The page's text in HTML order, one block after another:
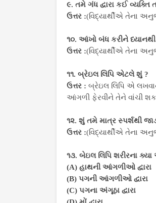
૯. તમે ગંધ દ્વારા કઈ
ઉત્તર :(વિદ્યાર્થીએ તેના
૧૦. આંખો બંધ કરીને
ઉત્તર :(વિદ્યાર્થીએ તેના
૧૧. બ્રેઇલ લિપિ એટલે શું ?
ઉત્તર : બ્રેઇલ લિપિ એ
આંગળી ફેરવીને તેને વાંચી
૧૨. શું તમે માત્ર સ્પર્શથી
ઉત્તર :(વિદ્યાર્થીએ તેના
૧૩. બેઇલ લિપિ શરીરના
(A) હાથની આંગળીઓ દ્વારા
(B) પગની આંગળીઓ દ્વારા
(C) પગના અંગૂઠા દ્વારા